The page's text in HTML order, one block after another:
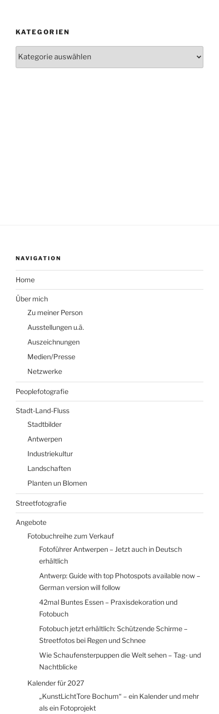
KATEGORIEN
NAVIGATION
Home
Über mich
Zu meiner Person
Ausstellungen u.ä.
Auszeichnungen
Medien/Presse
Netzwerke
Peoplefotografie
Stadt-Land-Fluss
Stadtbilder
Antwerpen
Industriekultur
Landschaften
Planten un Blomen
Streetfotografie
Angebote
Fotobuchreihe zum Verkauf
Fotoführer Antwerpen – Jetzt auch in Deutsch
erhältlich
Antwerp: Guide with top Photospots available now –
German version will follow
42mal Buntes Essen – Praxisdekoration und
Fotobuch
Fotobuch jetzt erhältlich: Schützende Schirme –
Streetfotos bei Regen und Schnee
Wie Schaufensterpuppen die Welt sehen – Tag- und
Nachtblicke
Kalender für 2027
„KunstLichtTore Bochum“ – ein Kalender und mehr
als ein Fotoprojekt